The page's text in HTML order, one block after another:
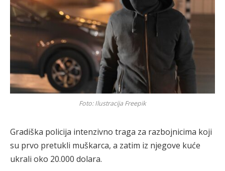
Foto: Ilustracija Freepik
Gradiška policija intenzivno traga za razbojnicima koji
su prvo pretukli muškarca, a zatim iz njegove kuće
ukrali oko 20.000 dolara.